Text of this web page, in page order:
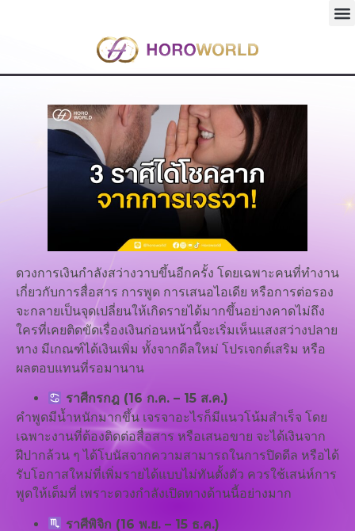
ดวงการเงินกำลังสว่างวาบขึ้นอีกครั้ง โดยเฉพาะคนที่ทำงาน
เกี่ยวกับการสื่อสาร การพูด การเสนอไอเดีย หรือการต่อรอง
จะกลายเป็นจุดเปลี่ยนให้เกิดรายได้มากขึ้นอย่างคาดไม่ถึง
ใครที่เคยติดขัดเรื่องเงินก่อนหน้านี้จะเริ่มเห็นแสงสว่างปลาย
ทาง มีเกณฑ์ได้เงินเพิ่ม ทั้งจากดีลใหม่ โปรเจกต์เสริม หรือ
ผลตอบแทนที่รอมานาน
ราศีกรกฎ (16 ก.ค. – 15 ส.ค.)
คำพูดมีน้ำหนักมากขึ้น เจรจาอะไรก็มีแนวโน้มสำเร็จ โดย
เฉพาะงานที่ต้องติดต่อสื่อสาร หรือเสนอขาย จะได้เงินจาก
ฝีปากล้วน ๆ ได้โบนัสจากความสามารถในการปิดดีล หรือได้
รับโอกาสใหม่ที่เพิ่มรายได้แบบไม่ทันตั้งตัว ควรใช้เสน่ห์การ
พูดให้เต็มที่ เพราะดวงกำลังเปิดทางด้านนี้อย่างมาก
ราศีพิจิก (16 พ.ย. – 15 ธ.ค.)